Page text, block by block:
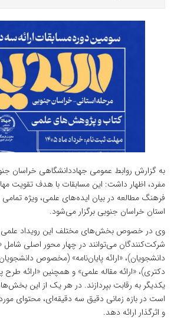
به گزارش روابط عمومی جهاددانشگاهی خراسان
مفرد، اظهار داشت: این مسابقات با هدف تقویت
فرهنگ مطالعه در بیان ایده‌های علمی، ویژه
استان خراسان جنوبی برگزار می‌شود.
وی در خصوص بخش‌های مختلف این رویداد علمی
شرکت‌کنندگان می‌توانند در چهار محور اصلی شامل
دانشجویان)، «ارائه پایان‌نامه» (مخصوص
دکتری)، «ارائه مقاله علمی» و همچنین «ارائه طرح
یکدیگر به رقابت بپردازند. در هر یک از این
است در بازه زمانی دقیق سه دقیقه‌ای، محتوای
و اثرگذار ارائه دهد.